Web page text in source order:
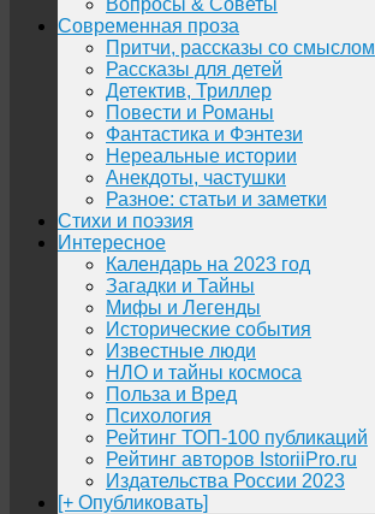
Вопросы & Советы
Современная проза
Притчи, рассказы со смыслом
Рассказы для детей
Детектив, Триллер
Повести и Романы
Фантастика и Фэнтези
Нереальные истории
Анекдоты, частушки
Разное: статьи и заметки
Стихи и поэзия
Интересное
Календарь на 2023 год
Загадки и Тайны
Мифы и Легенды
Исторические события
Известные люди
НЛО и тайны космоса
Польза и Вред
Психология
Рейтинг ТОП-100 публикаций
Рейтинг авторов IstoriiPro.ru
Издательства России 2023
[+ Опубликовать]